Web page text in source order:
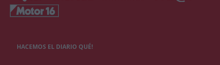
HACEMOS EL DIARIO QUÉ!